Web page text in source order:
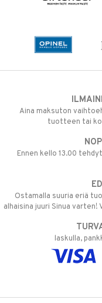
Aina maksuton
tuotteen tai
Ennen kello 13.00
Ostamalla suuria eriä
alhaisina juuri Sinua
laskulla,